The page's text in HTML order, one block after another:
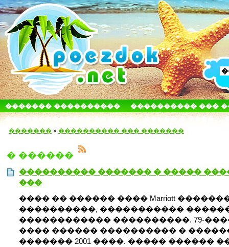
������� ����������
���������� ���
������������� ������
����� � ����
������� » ���������� ��� �������
� ������
���������� ������� � �����
���
���� �� ������ ���� Marriott
����������, �����������
������������ ����������. 79-
���� ������ ���������� �
������� 2001 ����. ����� ������